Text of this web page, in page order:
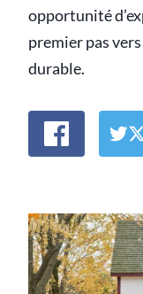
opportunité
premier pas
durable.